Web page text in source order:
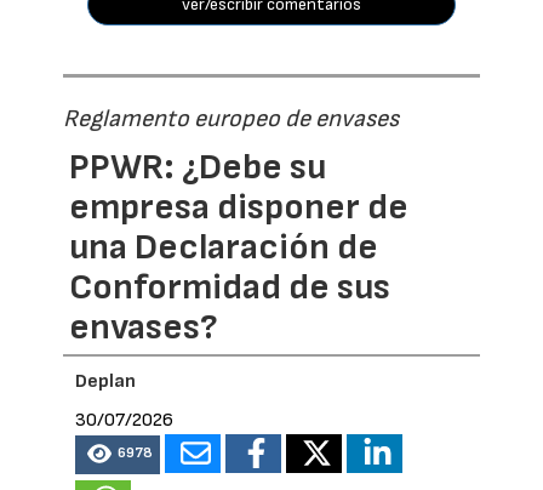
ver/escribir comentarios
Reglamento europeo de envases
PPWR: ¿Debe su
empresa disponer de
una Declaración de
Conformidad de sus
envases?
Deplan
30/07/2026
6978